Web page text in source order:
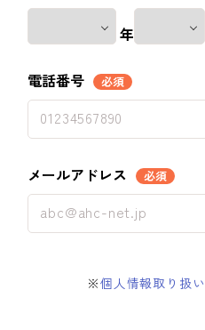
年
電話番号 必須
メールアドレス 必須
※個人情報取り扱い